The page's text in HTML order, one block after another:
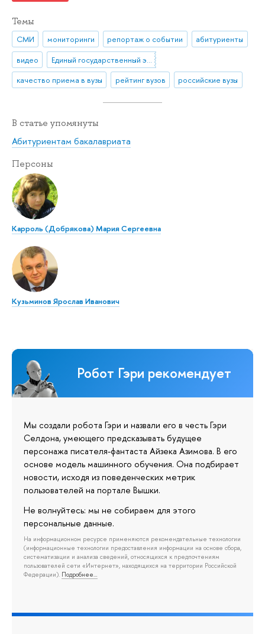
Темы
СМИ мониторинги репортаж о событии
абитуриенты
видео
качество приема в вузы
рейтинг вузов российские вузы
В статье упомянуты
Абитуриентам бакалавриата
Персоны
Карроль (Добрякова) Мария Сергеевна
Кузьминов Ярослав Иванович
Робот Гэри рекомендует
Мы создали робота Гэри и назвали его в честь Гэри
Селдона, умеющего предсказывать будущее
персонажа писателя-фантаста Айзека Азимова. В его
основе модель машинного обучения. Она подбирает
новости, исходя из поведенческих метрик
пользователей на портале Вышки.
Не волнуйтесь: мы не собираем для этого
персональные данные.
На информационном ресурсе применяются рекомендательные технологии
(информационные технологии предоставления информации на основе сбора,
систематизации и анализа сведений, относящихся к предпочтениям
пользователей сети «Интернет», находящихся на территории Российской
Федерации). Подробнее…